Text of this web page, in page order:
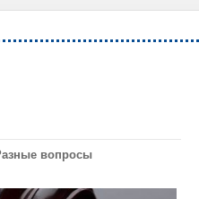
вопросы